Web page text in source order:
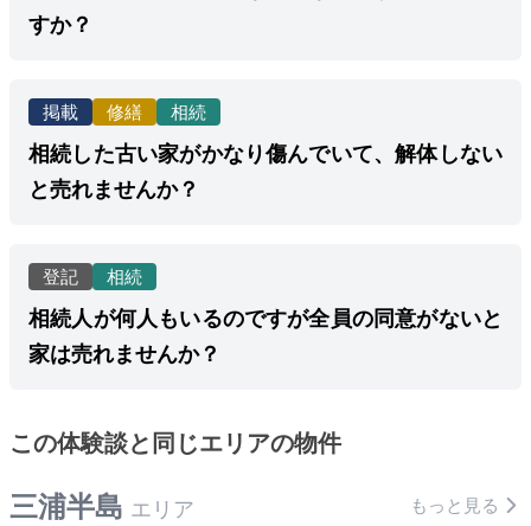
すか？
掲載 修繕 相続
相続した古い家がかなり傷んでいて、解体しない
と売れませんか？
登記 相続
相続人が何人もいるのですが全員の同意がないと
家は売れませんか？
この体験談と同じエリアの物件
三浦半島 エリア もっと見る